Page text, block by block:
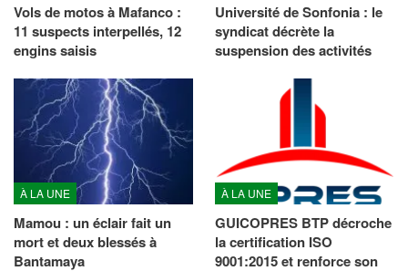
Vols de motos à Mafanco :
11 suspects interpellés, 12
engins saisis
Université de Sonfonia : le
syndicat décrète la
suspension des activités
À LA UNE
Mamou : un éclair fait un
mort et deux blessés à
Bantamaya
À LA UNE
GUICOPRES BTP décroche
la certification ISO
9001:2015 et renforce son